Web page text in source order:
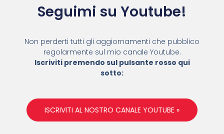
Seguimi su Youtube!
Non perderti tutti gli aggiornamenti che pubblico
regolarmente sul mio canale Youtube.
Iscriviti premendo sul pulsante rosso qui
sotto:
ISCRIVITI AL NOSTRO CANALE YOUTUBE »